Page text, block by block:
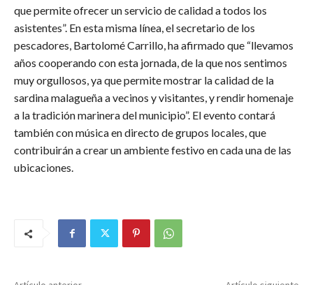
que permite ofrecer un servicio de calidad a todos los
asistentes”. En esta misma línea, el secretario de los
pescadores, Bartolomé Carrillo, ha afirmado que “llevamos
años cooperando con esta jornada, de la que nos sentimos
muy orgullosos, ya que permite mostrar la calidad de la
sardina malagueña a vecinos y visitantes, y rendir homenaje
a la tradición marinera del municipio”. El evento contará
también con música en directo de grupos locales, que
contribuirán a crear un ambiente festivo en cada una de las
ubicaciones.